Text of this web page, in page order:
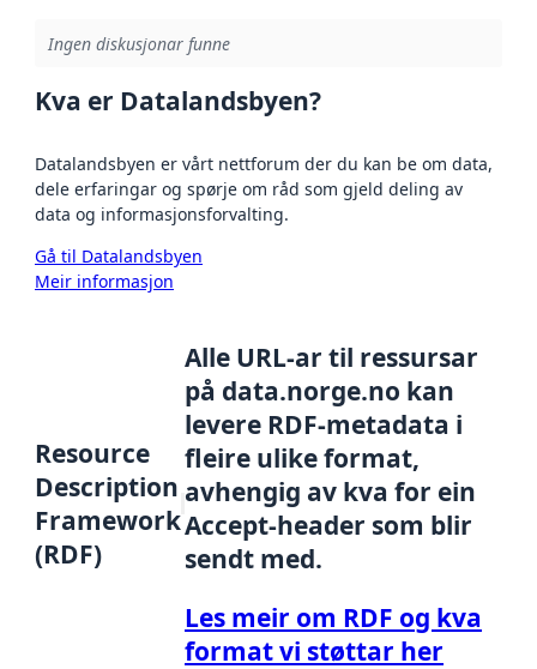
Ingen diskusjonar funne
Kva er Datalandsbyen?
Datalandsbyen er vårt nettforum der du kan be om data,
dele erfaringar og spørje om råd som gjeld deling av
data og informasjonsforvalting.
Gå til Datalandsbyen
Meir informasjon
Resource
Description
Framework
(RDF)
Alle URL-ar til ressursar
på data.norge.no kan
levere RDF-metadata i
fleire ulike format,
avhengig av kva for ein
Accept-header som blir
sendt med.
Les meir om RDF og kva
format vi støttar her